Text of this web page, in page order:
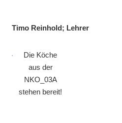
Timo Reinhold; Lehrer
Die Köche
aus der
NKO_03A
stehen bereit!